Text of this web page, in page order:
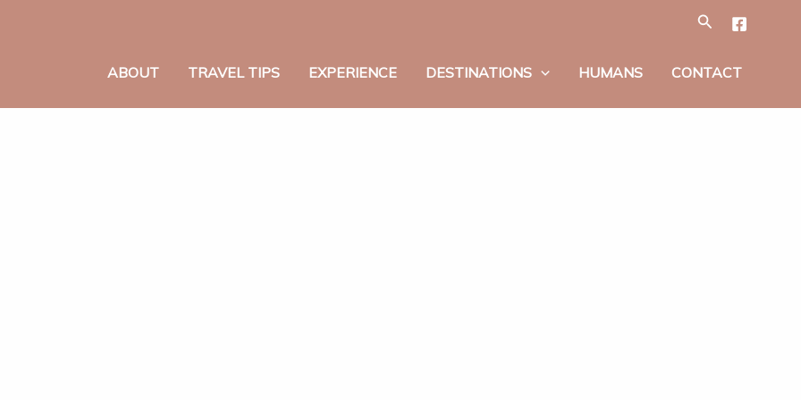
Tìm
ABOUT TRAVEL TIPS EXPERIENCE DESTINATIONS HUMANS CONTACT